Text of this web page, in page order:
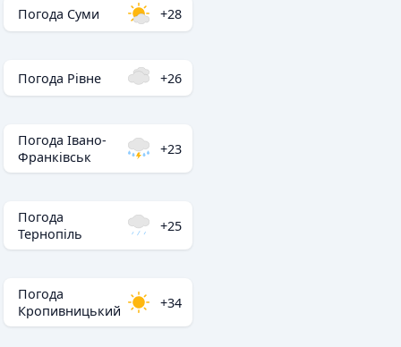
Погода Суми +28
Погода Рівне +26
Погода Івано-
Франківськ
+23
Погода
Тернопіль
+25
Погода
Кропивницький
+34